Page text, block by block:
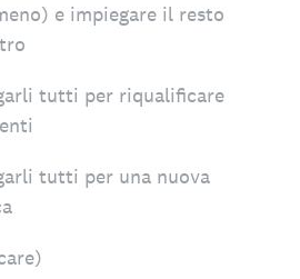
e impiegare il resto
tutti per riqualificare
tutti per una nuova